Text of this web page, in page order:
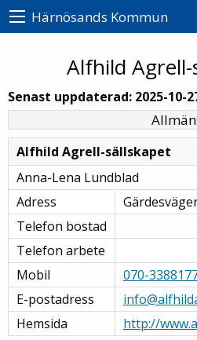
Härnösands Kommun
Alfhild
Senast uppdaterad: 2025-10-
Alfhild Agrell-sällskapet
Anna-Lena Lundblad
Adress
Telefon bostad
Telefon arbete
Mobil
070-
E-postadress
Hemsida
http://